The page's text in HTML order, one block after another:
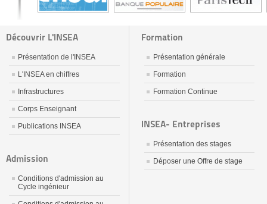
Découvrir L'INSEA
Présentation de l'INSEA
L'INSEA en chiffres
Infrastructures
Corps Enseignant
Publications INSEA
Admission
Conditions d'admission au
Cycle ingénieur
Formation
Présentation générale
Formation
Formation Continue
INSEA- Entreprises
Présentation des stages
Déposer une Offre de stage